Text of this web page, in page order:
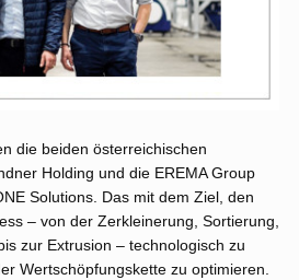
die beiden österreichischen
Holding und die EREMA Group
Solutions. Das mit dem Ziel, den
– von der Zerkleinerung, Sortierung,
zur Extrusion – technologisch zu
Wertschöpfungskette zu optimieren.